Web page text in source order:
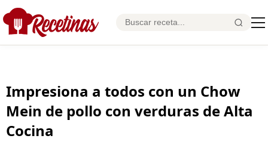
Impresiona a todos con un Chow
Mein de pollo con verduras de Alta
Cocina